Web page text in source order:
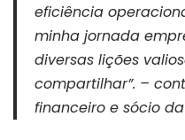
eficiência
minha jornada
diversas lições
compartilhar”. –
financeiro e sócio da